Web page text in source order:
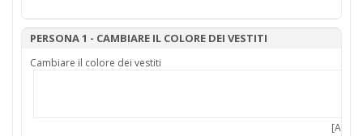
PERSONA 1 - CAMBIARE IL COLORE DEI VESTITI
Cambiare il colore dei vestiti
[Add